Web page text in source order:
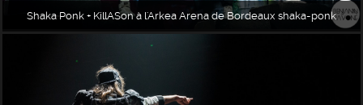
Shaka Ponk + KillASon à l'Arkea Arena de Bordeaux shaka-ponk